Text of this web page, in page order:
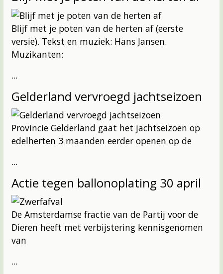
Blijf met je poten van de herten af (eerste
versie). Tekst en muziek: Hans Jansen.
Muzikanten:
...
Gelderland vervroegd jachtseizoen
Provincie Gelderland gaat het jachtseizoen op
edelherten 3 maanden eerder openen op de
...
Actie tegen ballonoplating 30 april
De Amsterdamse fractie van de Partij voor de
Dieren heeft met verbijstering kennisgenomen
van
...